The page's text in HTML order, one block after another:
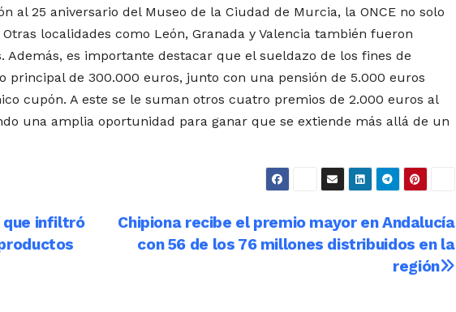
al 25 aniversario del Museo de la Ciudad de Murcia, la ONCE no solo
localidades como León, Granada y Valencia también fueron
Además, es importante destacar que el sueldazo de los fines de
principal de 300.000 euros, junto con una pensión de 5.000 euros
cupón. A este se le suman otros cuatro premios de 2.000 euros al
una amplia oportunidad para ganar que se extiende más allá de un
Chipiona recibe el premio mayor en Andalucía
con 56 de los 76 millones distribuidos en la
región
que infiltró